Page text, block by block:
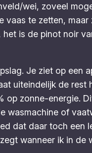
wei, zoveel
te zetten,
is de pinot noir
Je ziet op een
uiteindelijk de rest
zonne-energie.
wasmachine of
dat daar toch een
wanneer ik in de